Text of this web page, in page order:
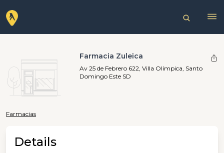
Farmacia Zuleica
Av 25 de Febrero 622, Villa Olímpica, Santo
Domingo Este SD
Farmacias
Details